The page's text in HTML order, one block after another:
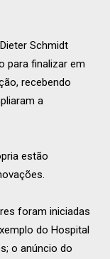
Schmidt
para finalizar em
recebendo
a
estão
foram iniciadas
do Hospital
o anúncio do